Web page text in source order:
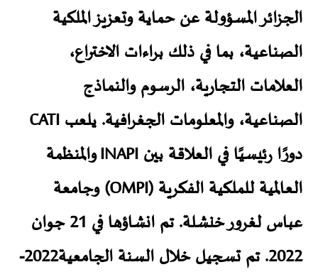
الجزائر المسؤولة عن حماية وتعزيز الملكية
الصناعية، بما في ذلك براءات الاختراع،
العلامات التجارية، الرسوم والنماذج
الصناعية، والمعلومات الجغرافية. يلعب CATI
دورًا رئيسيًا في العلاقة بين INAPI والمنظمة
العالمية للملكية الفكرية (OMPI) وجامعة
عباس لغرور خنشلة. تم انشاؤها في 21 جوان
2022. تم تسجيل خلال السنة الجامعية2022-